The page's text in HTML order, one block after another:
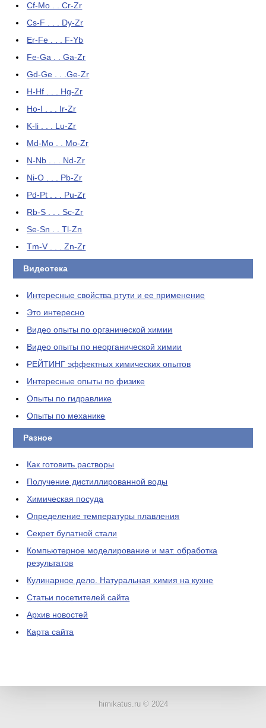
Cf-Mo . . Cr-Zr
Cs-F . . . Dy-Zr
Er-Fe . . . F-Yb
Fe-Ga . . Ga-Zr
Gd-Ge . . .Ge-Zr
H-Hf . . . Hg-Zr
Ho-I . . . Ir-Zr
K-li . . . Lu-Zr
Md-Mo . . Mo-Zr
N-Nb . . . Nd-Zr
Ni-O . . . Pb-Zr
Pd-Pt . . . Pu-Zr
Rb-S . . . Sc-Zr
Se-Sn . . Tl-Zn
Tm-V . . . Zn-Zr
Видеотека
Интересные свойства ртути и ее применение
Это интересно
Видео опыты по органической химии
Видео опыты по неорганической химии
РЕЙТИНГ эффектных химических опытов
Интересные опыты по физике
Опыты по гидравлике
Опыты по механике
Разное
Как готовить растворы
Получение дистиллированной воды
Химическая посуда
Определение температуры плавления
Секрет булатной стали
Компьютерное моделирование и мат. обработка
результатов
Кулинарное дело. Натуральная химия на кухне
Статьи посетителей сайта
Архив новостей
Карта сайта
himikatus.ru © 2024